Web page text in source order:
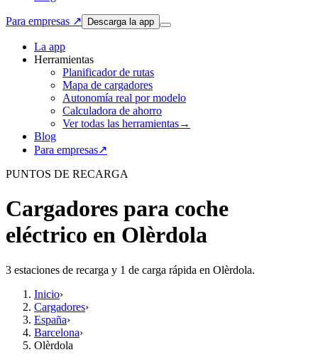
Para empresas ↗ Descarga la app
La app
Herramientas
Planificador de rutas
Mapa de cargadores
Autonomía real por modelo
Calculadora de ahorro
Ver todas las herramientas→
Blog
Para empresas↗
PUNTOS DE RECARGA
Cargadores para coche
eléctrico en Olèrdola
3 estaciones de recarga y 1 de carga rápida en Olèrdola.
Inicio›
Cargadores›
España›
Barcelona›
Olèrdola